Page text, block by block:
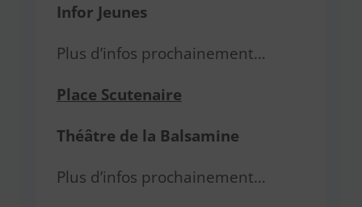
Infor Jeunes
Plus d’infos prochainement…
Place Scutenaire
Théâtre de la Balsamine
Plus d’infos prochainement…